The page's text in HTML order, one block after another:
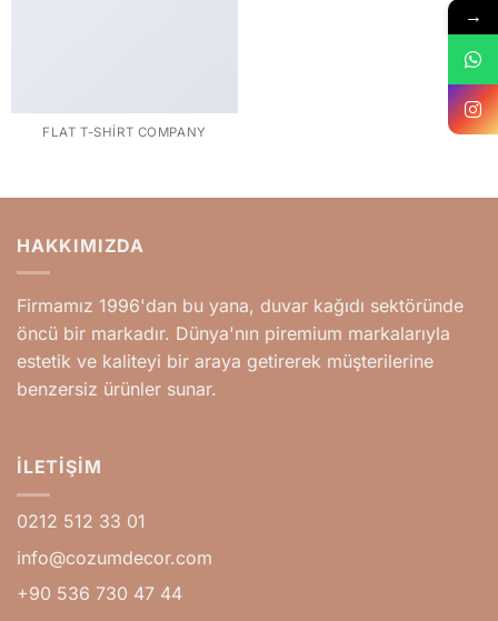
FLAT T-SHIRT COMPANY
HAKKIMIZDA
Firmamız 1996'dan bu yana, duvar kağıdı sektöründe
öncü bir markadır. Dünya'nın piremium markalarıyla
estetik ve kaliteyi bir araya getirerek müşterilerine
benzersiz ürünler sunar.
İLETIŞIM
0212 512 33 01
info@cozumdecor.com
+90 536 730 47 44
→